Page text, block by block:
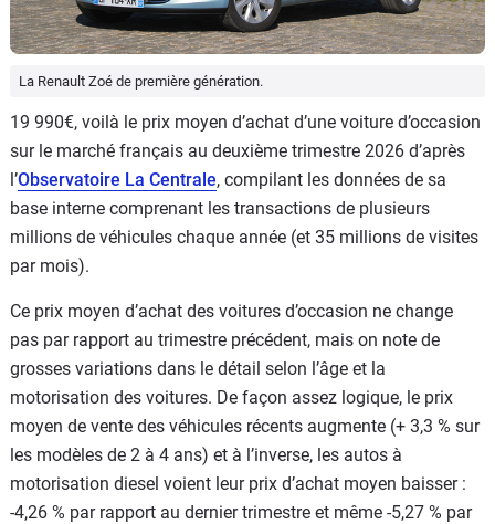
La Renault Zoé de première génération.
19 990€, voilà le prix moyen d’achat d’une voiture d’occasion
sur le marché français au deuxième trimestre 2026 d’après
l’Observatoire La Centrale, compilant les données de sa
base interne comprenant les transactions de plusieurs
millions de véhicules chaque année (et 35 millions de visites
par mois).
Ce prix moyen d’achat des voitures d’occasion ne change
pas par rapport au trimestre précédent, mais on note de
grosses variations dans le détail selon l’âge et la
motorisation des voitures. De façon assez logique, le prix
moyen de vente des véhicules récents augmente (+ 3,3 % sur
les modèles de 2 à 4 ans) et à l’inverse, les autos à
motorisation diesel voient leur prix d’achat moyen baisser :
-4,26 % par rapport au dernier trimestre et même -5,27 % par